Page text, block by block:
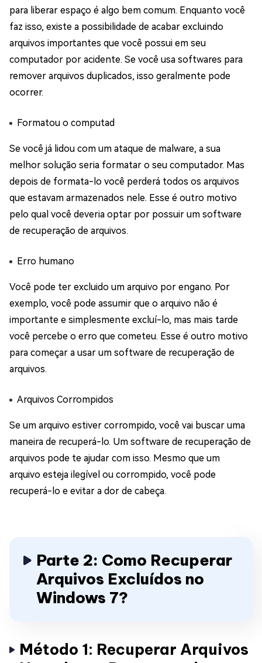
para liberar espaço é algo bem comum. Enquanto você
faz isso, existe a possibilidade de acabar excluindo
arquivos importantes que você possui em seu
computador por acidente. Se você usa softwares para
remover arquivos duplicados, isso geralmente pode
ocorrer.
Formatou o computad
Se você já lidou com um ataque de malware, a sua
melhor solução seria formatar o seu computador. Mas
depois de formata-lo você perderá todos os arquivos
que estavam armazenados nele. Esse é outro motivo
pelo qual você deveria optar por possuir um software
de recuperação de arquivos.
Erro humano
Você pode ter excluido um arquivo por engano. Por
exemplo, você pode assumir que o arquivo não é
importante e simplesmente excluí-lo, mas mais tarde
você percebe o erro que cometeu. Esse é outro motivo
para começar a usar um software de recuperação de
arquivos.
Arquivos Corrompidos
Se um arquivo estiver corrompido, você vai buscar uma
maneira de recuperá-lo. Um software de recuperação de
arquivos pode te ajudar com isso. Mesmo que um
arquivo esteja ilegível ou corrompido, você pode
recuperá-lo e evitar a dor de cabeça.
Parte 2: Como Recuperar
Arquivos Excluídos no
Windows 7?
Método 1: Recuperar Arquivos